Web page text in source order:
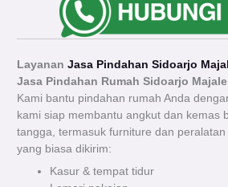
LayananJasa Pindahan Sidoarjo
Jasa Pindahan Rumah Sidoarjo
Kami bantu pindahan rumah Anda
kami siap membantu angkut dan kemas
tangga, termasuk furniture dan
yang biasa dikirim:
Kasur & tempat tidur